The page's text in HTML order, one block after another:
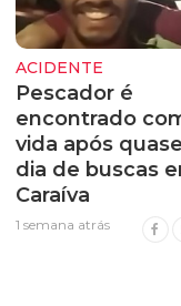
ACIDENTE
Pescador é
encontrado
vida após
dia de buscas
Caraíva
1 semana atrás